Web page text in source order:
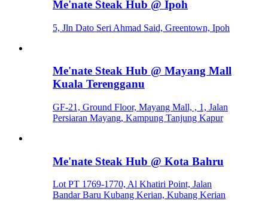
Me'nate Steak Hub @ Ipoh
5, Jln Dato Seri Ahmad Said, Greentown, Ipoh
Me'nate Steak Hub @ Mayang Mall
Kuala Terengganu
GF-21, Ground Floor, Mayang Mall, , 1, Jalan
Persiaran Mayang, Kampung Tanjung Kapur
Me'nate Steak Hub @ Kota Bahru
Lot PT 1769-1770, Al Khatiri Point, Jalan
Bandar Baru Kubang Kerian, Kubang Kerian